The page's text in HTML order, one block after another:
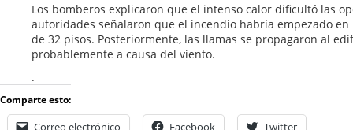
Los bomberos explicaron que el intenso calor dificultó las
autoridades señalaron que el incendio habría empezado
de 32 pisos. Posteriormente, las llamas se propagaron al
probablemente a causa del viento.
.
Comparte esto:
Correo electrónico Facebook Twitter